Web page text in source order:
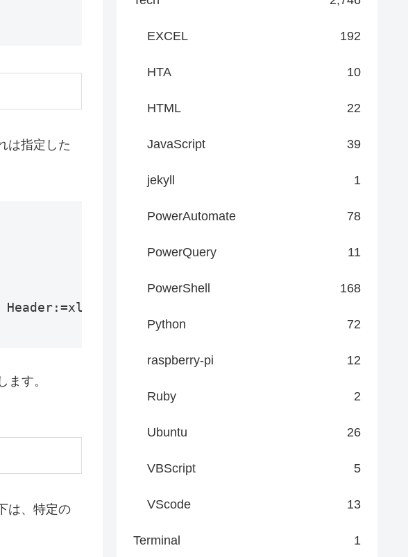
は指定した
'1,2列目から重複削除、ヘッダーあり
す。
は、特定の
EXCEL 192
HTA 10
HTML 22
JavaScript 39
jekyll 1
PowerAutomate 78
PowerQuery 11
PowerShell 168
Python 72
raspberry-pi 12
Ruby 2
Ubuntu 26
VBScript 5
VScode 13
Terminal 1